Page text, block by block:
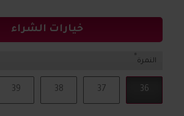
خيارات الشراء
النمرة
36
37
38
39